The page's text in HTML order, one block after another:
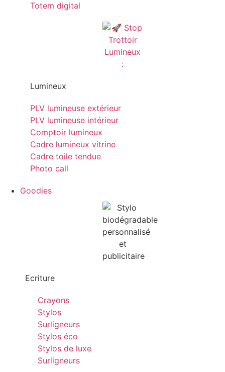
Totem digital
Lumineux
PLV lumineuse extérieur
PLV lumineuse intérieur
Comptoir lumineux
Cadre lumineux vitrine
Cadre toile tendue
Photo call
Goodies
Ecriture
Crayons
Stylos
Surligneurs
Stylos éco
Stylos de luxe
Surligneurs